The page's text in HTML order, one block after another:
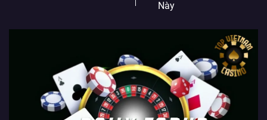
Này